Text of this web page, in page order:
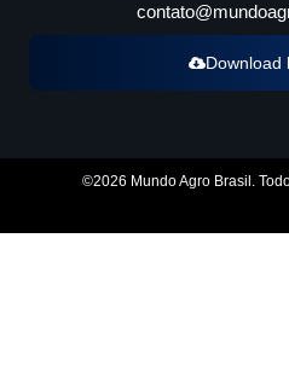
Download
©2026 Mundo Agro Brasil.